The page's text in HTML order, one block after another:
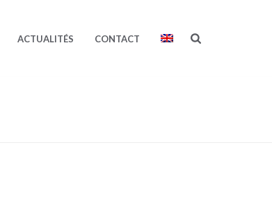
ACTUALITÉS CONTACT